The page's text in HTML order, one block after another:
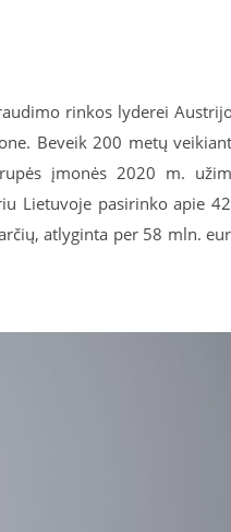
rinkos lyderei
Beveik 200 metų
įmonės 2020 m.
Lietuvoje pasirinko apie
atlyginta per 58 mln.